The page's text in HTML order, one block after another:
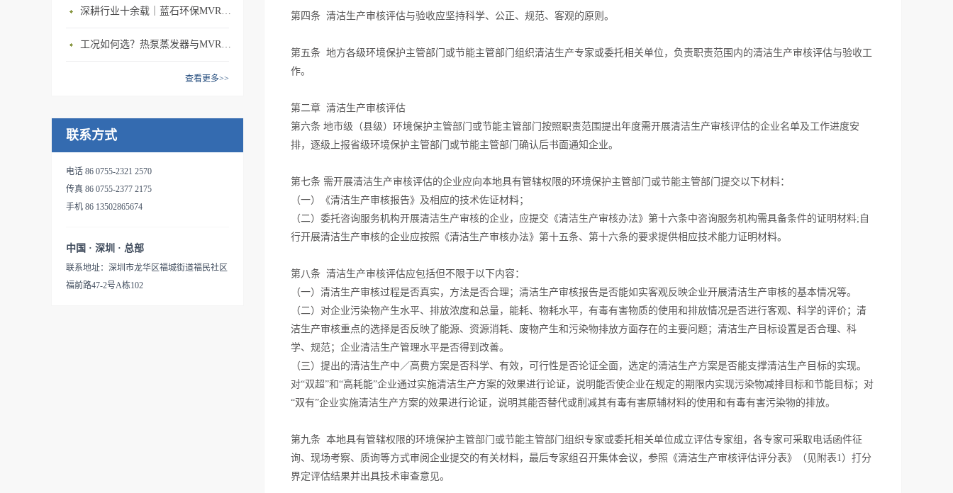
配置后处理装置，可直接排
积只有原污液的1%~15%。灵
紧凑，占地面积小，无需土
备：无需额外热源，无抽吸水
寿命30000到50000小时。友好
的人机交互设计：融入最新的
网络技术，让您能通过智能终
甚至无需到达现场就可以完成
操控。失效安全与冗余设计：
专用的安全电路和阀门，确保
蒸汽的回收等工艺过程中。由
潜热，单位能耗大大降低，蒸
蒸发降低了80%多。系统只需
全摆脱了对蒸汽锅炉，甚至电
加热装置的依赖，不需要外界
蒸汽、锅炉、煤和冷却水，减
少了〖SO〗_2、〖CO〗_2的
排放，减少了粉尘和固体废渣
的排放。蒸发产生的蒸馏水，
中，大大降低的废水的排放
发后与原水进行换热后冷凝成
固体物质的污水进蒸发器底部
复。该工艺全部利用机械压缩
可不需要外部蒸汽的补给，系
统独立性强。MVR蒸发器用于
表面处理废水、含油污水处
水质要求。以浓缩工业污水处
理为例：首先将工业废水沿着
管道进入预热器，通过预热
深耕行业十余载｜蓝石环保MVR蒸发设备，大型制造企业稳定治水优选
工况如何选？热泵蒸发器与MVR蒸发设备精准适配方案
查看更多>>
联系方式
电话 86 0755-2321 2570
传真 86 0755-2377 2175
手机 86 13502865674
中国 · 深圳 · 总部
联系地址：深圳市龙华区福城街道福民社区
福前路47-2号A栋102
第四条 清洁生产审核评估与验收应坚持科学、公正、规范、客观的原则。
第五条 地方各级环境保护主管部门或节能主管部门组织清洁生产专家或委托相关单位，负责职责范围内的清洁生产审核评估与验收工
作。
第二章 清洁生产审核评估
第六条 地市级（县级）环境保护主管部门或节能主管部门按照职责范围提出年度需开展清洁生产审核评估的企业名单及工作进度安
排，逐级上报省级环境保护主管部门或节能主管部门确认后书面通知企业。
第七条 需开展清洁生产审核评估的企业应向本地具有管辖权限的环境保护主管部门或节能主管部门提交以下材料：
（一）《清洁生产审核报告》及相应的技术佐证材料；
（二）委托咨询服务机构开展清洁生产审核的企业，应提交《清洁生产审核办法》第十六条中咨询服务机构需具备条件的证明材料;自
行开展清洁生产审核的企业应按照《清洁生产审核办法》第十五条、第十六条的要求提供相应技术能力证明材料。
第八条 清洁生产审核评估应包括但不限于以下内容：
（一）清洁生产审核过程是否真实，方法是否合理；清洁生产审核报告是否能如实客观反映企业开展清洁生产审核的基本情况等。
（二）对企业污染物产生水平、排放浓度和总量，能耗、物耗水平，有毒有害物质的使用和排放情况是否进行客观、科学的评价；清
洁生产审核重点的选择是否反映了能源、资源消耗、废物产生和污染物排放方面存在的主要问题；清洁生产目标设置是否合理、科
学、规范；企业清洁生产管理水平是否得到改善。
（三）提出的清洁生产中／高费方案是否科学、有效，可行性是否论证全面，选定的清洁生产方案是否能支撑清洁生产目标的实现。
对“双超”和“高耗能”企业通过实施清洁生产方案的效果进行论证，说明能否使企业在规定的期限内实现污染物减排目标和节能目标；对
“双有”企业实施清洁生产方案的效果进行论证，说明其能否替代或削减其有毒有害原辅材料的使用和有毒有害污染物的排放。
第九条 本地具有管辖权限的环境保护主管部门或节能主管部门组织专家或委托相关单位成立评估专家组，各专家可采取电话函件征
询、现场考察、质询等方式审阅企业提交的有关材料，最后专家组召开集体会议，参照《清洁生产审核评估评分表》（见附表1）打分
界定评估结果并出具技术审查意见。